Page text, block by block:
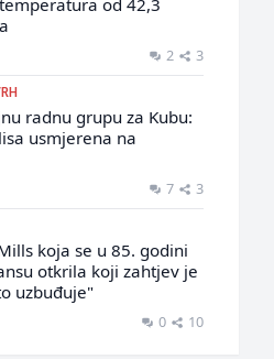
od 42,3
2 3
radnu grupu za Kubu:
usmjerena na
7 3
koja se u 85. godini
otkrila koji zahtjev je
uzbuđuje"
0 10